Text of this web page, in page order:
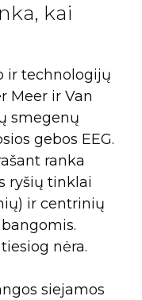
kai
ir technologijų
Meer ir Van
smegenų
gebos EEG.
ranka
ryšių tinklai
ir centrinių
nėra.
siejamos